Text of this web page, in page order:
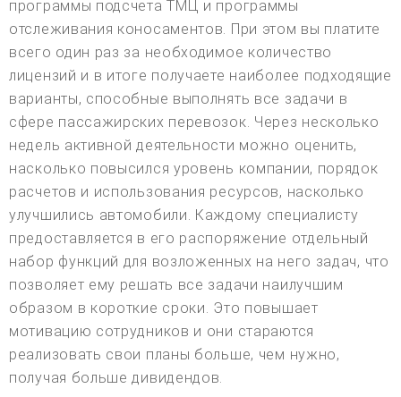
программы подсчета ТМЦ и программы
отслеживания коносаментов. При этом вы платите
всего один раз за необходимое количество
лицензий и в итоге получаете наиболее подходящие
варианты, способные выполнять все задачи в
сфере пассажирских перевозок. Через несколько
недель активной деятельности можно оценить,
насколько повысился уровень компании, порядок
расчетов и использования ресурсов, насколько
улучшились автомобили. Каждому специалисту
предоставляется в его распоряжение отдельный
набор функций для возложенных на него задач, что
позволяет ему решать все задачи наилучшим
образом в короткие сроки. Это повышает
мотивацию сотрудников и они стараются
реализовать свои планы больше, чем нужно,
получая больше дивидендов.